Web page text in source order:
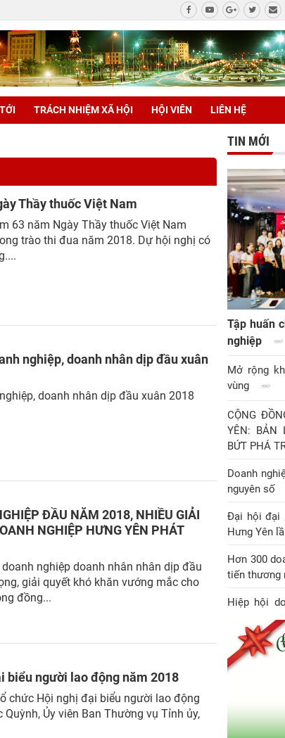
TRÁCH NHIỆM XÃ HỘI HỘI VIÊN LIÊN HỆ
Thầy thuốc Việt Nam
63 năm Ngày Thầy thuốc Việt Nam
trào thi đua năm 2018. Dự hội nghị có
nghiệp, doanh nhân dịp đầu xuân
doanh nhân dịp đầu xuân 2018
ĐẦU NĂM 2018, NHIỀU GIẢI
NGHIỆP HƯNG YÊN PHÁT
nghiệp doanh nhân nhân dịp đầu
giải quyết khó khăn vướng mắc cho
đồng...
biểu người lao động năm 2018
chức Hội nghị đại biểu người lao động
Ủy viên Ban Thường vụ Tỉnh ủy,
TIN MỚI
Tập huấn
nghiệp
Mở rộng
vùng
CỘNG
YÊN: BẢN
BỨT PHÁ
Doanh
nguyên số
Đại hội đại
Hưng Yên
Hơn 300
tiến thương
Hiệp hội
Huân
Gợi mở
tỉnh Hưng
Ông Đỗ
Hiệp hội